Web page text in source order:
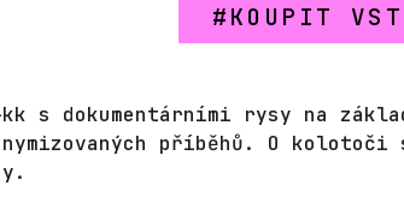
KOUPIT
s dokumentárními rysy na
příběhů. O kolotoči